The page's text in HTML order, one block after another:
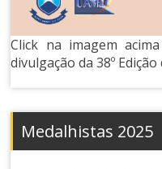
Click na imagem
divulgação da 38º Edição
Medalhistas 2025